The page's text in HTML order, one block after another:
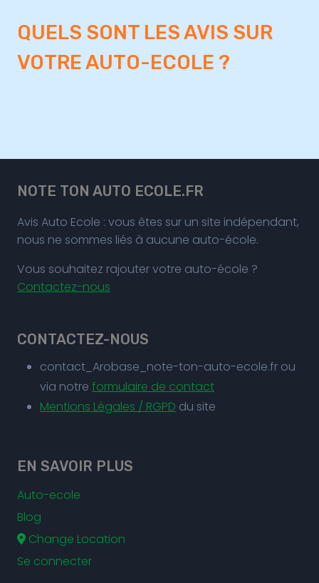
QUELS SONT LES AVIS SUR
VOTRE AUTO-ECOLE ?
NOTE TON AUTO ECOLE.FR
Avis Auto Ecole : vous êtes sur un site indépendant,
nous ne sommes liés à aucune auto-école.
Vous souhaitez rajouter votre auto-école ?
Contactez-nous
CONTACTEZ-NOUS
contact_Arobase_note-ton-auto-ecole.fr ou
via notre formulaire de contact
Mentions Légales / RGPD du site
EN SAVOIR PLUS
Auto-ecole
Blog
Change Location
Se connecter